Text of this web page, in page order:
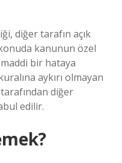
diğer tarafın açık
kanunun özel
bir hataya
aykırı olmayan
diğer
edilir.